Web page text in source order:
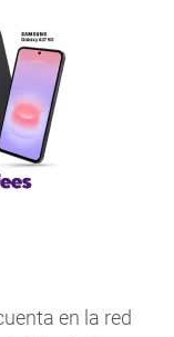
en la red